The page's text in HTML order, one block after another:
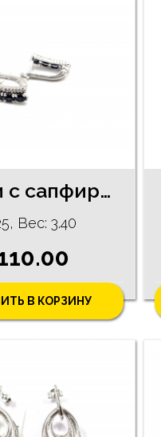
Серьги с сапфирами (1.60 ct) 160/5755
Bес: 3.40
В КОРЗИНУ